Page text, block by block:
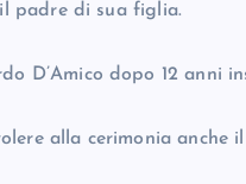
padre di sua figlia.
D’Amico dopo 12 anni
alla cerimonia